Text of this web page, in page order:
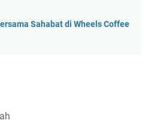
Sahabat di Wheels Coffee